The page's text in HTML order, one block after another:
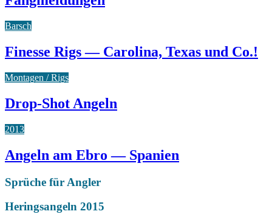
Barsch
Finesse Rigs — Carolina, Texas und Co.!
Montagen / Rigs
Drop-Shot Angeln
2013
Angeln am Ebro — Spanien
Sprüche für Angler
Heringsangeln 2015